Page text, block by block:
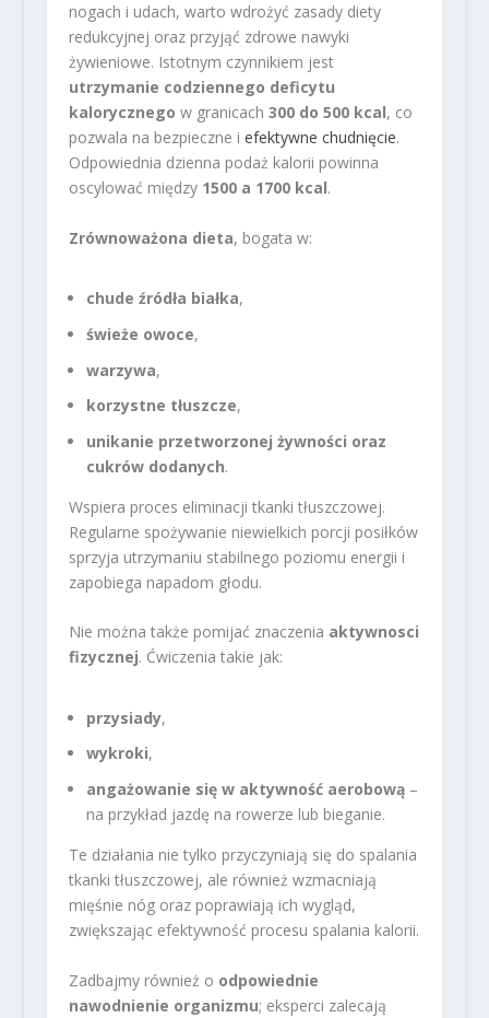
nogach i udach, warto wdrożyć zasady diety
redukcyjnej oraz przyjąć zdrowe nawyki
żywieniowe. Istotnym czynnikiem jest
utrzymanie codziennego deficytu
kalorycznego w granicach 300 do 500 kcal, co
pozwala na bezpieczne i efektywne chudnięcie.
Odpowiednia dzienna podaż kalorii powinna
oscylować między 1500 a 1700 kcal.
Zrównoważona dieta, bogata w:
chude źródła białka,
świeże owoce,
warzywa,
korzystne tłuszcze,
unikanie przetworzonej żywności oraz
cukrów dodanych.
Wspiera proces eliminacji tkanki tłuszczowej.
Regularne spożywanie niewielkich porcji posiłków
sprzyja utrzymaniu stabilnego poziomu energii i
zapobiega napadom głodu.
Nie można także pomijać znaczenia aktywnosci
fizycznej. Ćwiczenia takie jak:
przysiady,
wykroki,
angażowanie się w aktywność aerobową–
na przykład jazdę na rowerze lub bieganie.
Te działania nie tylko przyczyniają się do spalania
tkanki tłuszczowej, ale również wzmacniają
mięśnie nóg oraz poprawiają ich wygląd,
zwiększając efektywność procesu spalania kalorii.
Zadbajmy również o odpowiednie
nawodnienie organizmu; eksperci zalecają